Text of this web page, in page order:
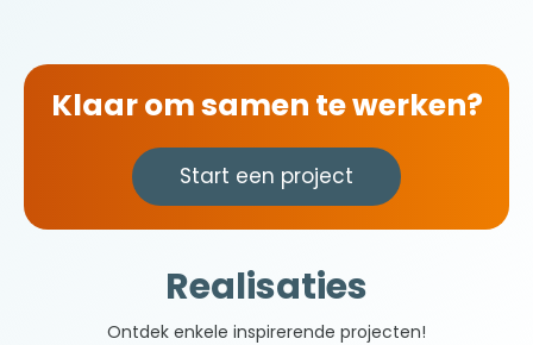
Klaar om samen te werken?
Start een project
Realisaties
Ontdek enkele inspirerende projecten!